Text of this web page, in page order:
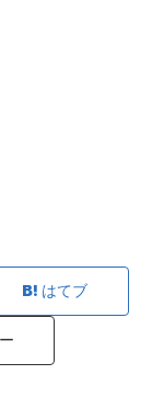
はてブ